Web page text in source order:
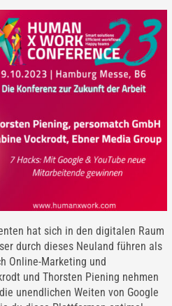
hat sich in den digitalen Raum
durch dieses Neuland führen als
Online-Marketing und
und Thorsten Piening nehmen
unendlichen Weiten von Google